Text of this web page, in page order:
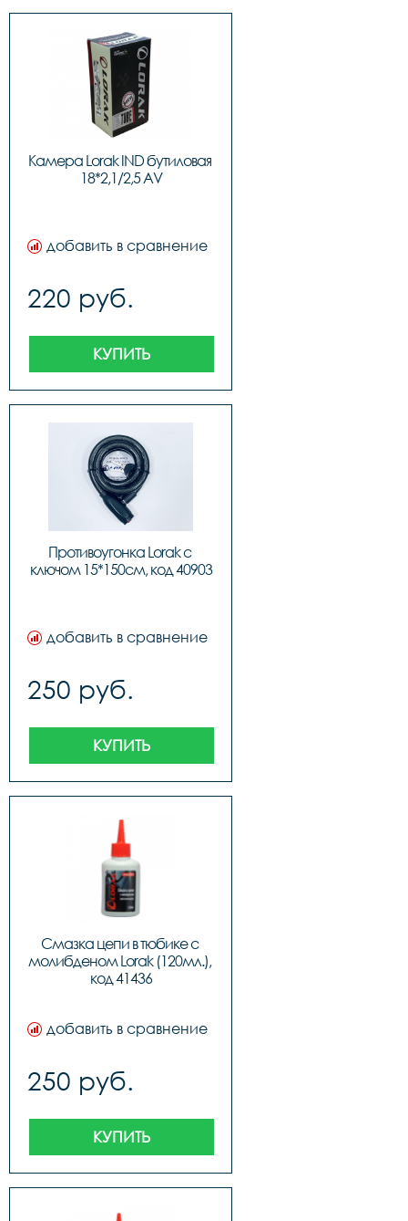
Камера Lorak IND бутиловая
18*2,1/2,5 AV
добавить в сравнение
220 руб.
КУПИТЬ
Противоугонка Lorak с
ключом 15*150см, код 40903
добавить в сравнение
250 руб.
КУПИТЬ
Смазка цепи в тюбике с
молибденом Lorak (120мл.),
код 41436
добавить в сравнение
250 руб.
КУПИТЬ